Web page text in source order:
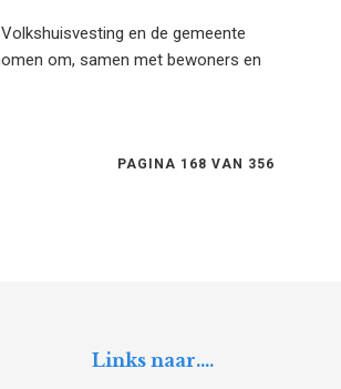
en de gemeente
om, samen met bewoners en
PAGINA 168 VAN 356
Links naar….